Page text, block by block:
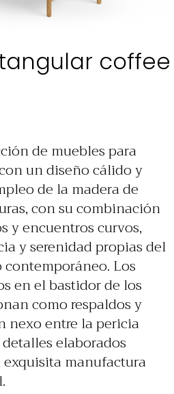
coffee
de muebles para
un diseño cálido y
de la madera de
con su combinación
y encuentros curvos,
y serenidad propias del
Los
en el bastidor de los
como respaldos y
nexo entre la pericia
elaborados
manufactura